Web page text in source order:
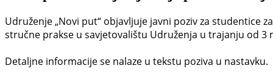
Udruženje „Novi put“ objavljuje javni poziv za studentice
stručne prakse u savjetovalištu Udruženja u trajanju od 3
Detaljne informacije se nalaze u tekstu poziva u nastavku.